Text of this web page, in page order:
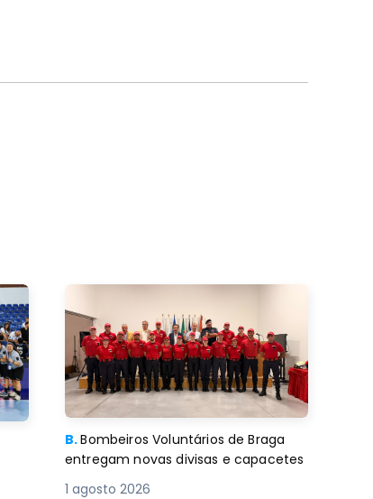
B.Bombeiros Voluntários de Braga
entregam novas divisas e capacetes
1 agosto 2026